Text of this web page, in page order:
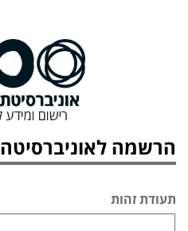
הרשמה לאוניברסיטה
תעודת זהות